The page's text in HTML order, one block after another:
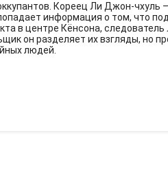
Кореец Ли Джон-чхуль
информация о том, что
в центре Кёнсона, следователь
он разделяет их взгляды, но
людей.